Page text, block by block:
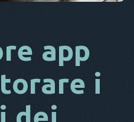
CS
DA
ESSO
app
i